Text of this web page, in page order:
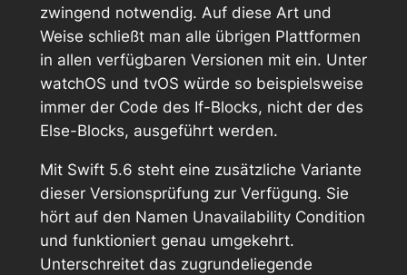
zwingend notwendig. Auf diese Art und
Weise schließt man alle übrigen Plattformen
in allen verfügbaren Versionen mit ein. Unter
watchOS und tvOS würde so beispielsweise
immer der Code des If-Blocks, nicht der des
Else-Blocks, ausgeführt werden.
Mit Swift 5.6 steht eine zusätzliche Variante
dieser Versionsprüfung zur Verfügung. Sie
hört auf den Namen Unavailability Condition
und funktioniert genau umgekehrt.
Unterschreitet das zugrundeliegende